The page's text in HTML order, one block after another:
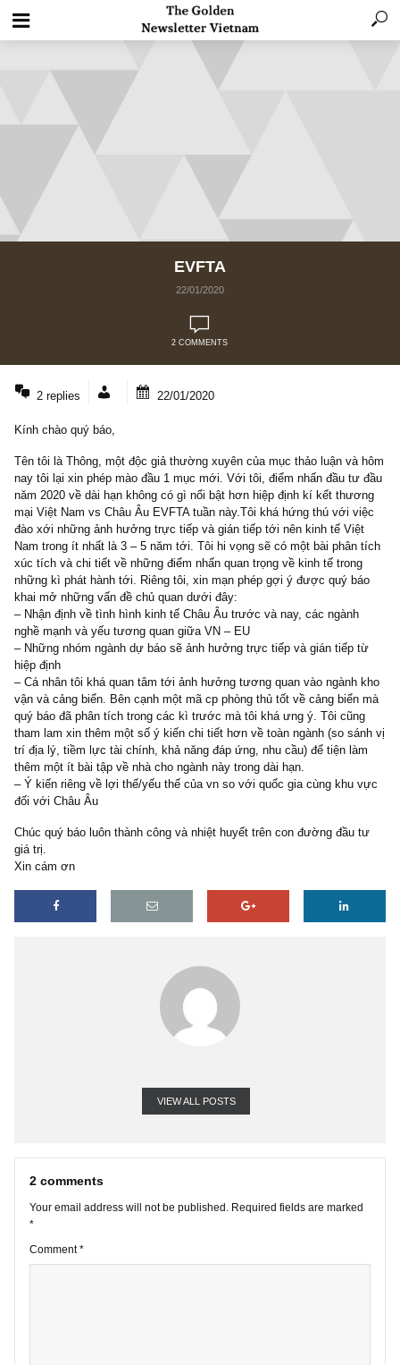
EVFTA
2 replies
Kính chào quý báo,
Tên tôi là Thông, một độc giả thường xuyên của mục thảo luận
nay tôi lại xin phép mào đầu 1 mục mới. Với tôi, điểm nhấn đầu
năm 2020 về dài hạn không có gì nổi bật hơn hiệp định kí kết
mại Việt Nam vs Châu Âu EVFTA tuần này.Tôi khá hứng thú với
đào xới những ảnh hưởng trực tiếp và gián tiếp tới nên kinh tế
Nam trong ít nhất là 3 – 5 năm tới. Tôi hi vọng sẽ có một bài
xúc tích và chi tiết về những điểm nhấn quan trọng về kinh tế
những kì phát hành tới. Riêng tôi, xin mạn phép gợi ý được quý
khai mở những vấn đề chủ quan dưới đây:
– Nhận định về tình hình kinh tế Châu Âu trước và nay, các ngành
nghề mạnh và yếu tương quan giữa VN – EU
– Những nhóm ngành dự báo sẽ ảnh hưởng trực tiếp và gián tiếp
hiệp định
– Cá nhân tôi khá quan tâm tới ảnh hưởng tương quan vào ngành
vận và cảng biển. Bên cạnh một mã cp phòng thủ tốt về cảng
quý báo đã phân tích trong các kì trước mà tôi khá ưng ý. Tôi
trí địa lý, tiềm lực tài chính, khả năng đáp ứng, nhu cầu) để tiện
thêm một ít bài tập về nhà cho ngành này trong dài hạn.
– Ý kiến riêng về lợi thế/yếu thế của vn so với quốc gia cùng khu
đối với Châu Âu
Chúc quý báo luôn thành công và nhiệt huyết trên con đường đầu